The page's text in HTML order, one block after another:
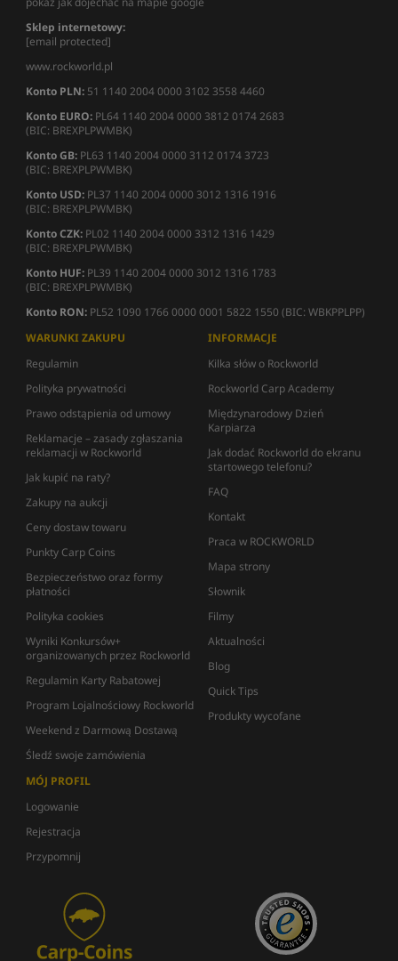
Sklep internetowy:
[email protected]
www.rockworld.pl
Konto PLN: 51 1140 2004 0000 3102 3558 4460
Konto EURO: PL64 1140 2004 0000 3812 0174 2683
(BIC: BREXPLPWMBK)
Konto GB: PL63 1140 2004 0000 3112 0174 3723
(BIC: BREXPLPWMBK)
Konto USD: PL37 1140 2004 0000 3012 1316 1916
(BIC: BREXPLPWMBK)
Konto CZK: PL02 1140 2004 0000 3312 1316 1429
(BIC: BREXPLPWMBK)
Konto HUF: PL39 1140 2004 0000 3012 1316 1783
(BIC: BREXPLPWMBK)
Konto RON: PL52 1090 1766 0000 0001 5822 1550 (BIC: WBKPPLPP)
WARUNKI ZAKUPU
Regulamin
Polityka prywatności
Prawo odstąpienia od umowy
Reklamacje – zasady zgłaszania
reklamacji w Rockworld
Jak kupić na raty?
Zakupy na aukcji
Ceny dostaw towaru
Punkty Carp Coins
Bezpieczeństwo oraz formy
płatności
Polityka cookies
Wyniki Konkursów+
organizowanych przez Rockworld
Regulamin Karty Rabatowej
Program Lojalnościowy Rockworld
Weekend z Darmową Dostawą
Śledź swoje zamówienia
INFORMACJE
Kilka słów o Rockworld
Rockworld Carp Academy
Międzynarodowy Dzień
Karpiarza
Jak dodać Rockworld do ekranu
startowego telefonu?
FAQ
Kontakt
Praca w ROCKWORLD
Mapa strony
Słownik
Filmy
Aktualności
Blog
Quick Tips
Produkty wycofane
MÓJ PROFIL
Logowanie
Rejestracja
Przypomnij